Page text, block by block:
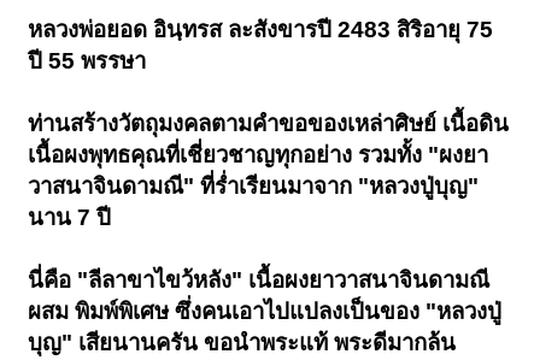
หลวงพ่อยอด อินฺทรส ละสังขารปี 2483 สิริอายุ 75
ปี 55 พรรษา
ท่านสร้างวัตถุมงคลตามคำขอของเหล่าศิษย์ เนื้อดิน
เนื้อผงพุทธคุณที่เชี่ยวชาญทุกอย่าง รวมทั้ง "ผงยา
วาสนาจินดามณี" ที่ร่ำเรียนมาจาก "หลวงปู่บุญ"
นาน 7 ปี
นี่คือ "ลีลาขาไขว้หลัง" เนื้อผงยาวาสนาจินดามณี
ผสม พิมพ์พิเศษ ซึ่งคนเอาไปแปลงเป็นของ "หลวงปู่
บุญ" เสียนานครัน ขอนำพระแท้ พระดีมากล้น